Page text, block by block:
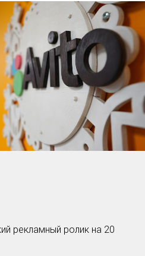
рекламный ролик на 20